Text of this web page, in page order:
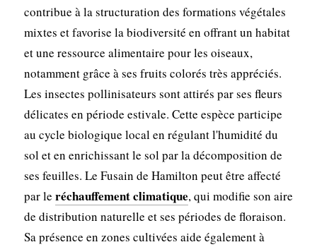
contribue à la structuration des formations végétales
mixtes et favorise la biodiversité en offrant un habitat
et une ressource alimentaire pour les oiseaux,
notamment grâce à ses fruits colorés très appréciés.
Les insectes pollinisateurs sont attirés par ses fleurs
délicates en période estivale. Cette espèce participe
au cycle biologique local en régulant l'humidité du
sol et en enrichissant le sol par la décomposition de
ses feuilles. Le Fusain de Hamilton peut être affecté
par le réchauffement climatique, qui modifie son aire
de distribution naturelle et ses périodes de floraison.
Sa présence en zones cultivées aide également à